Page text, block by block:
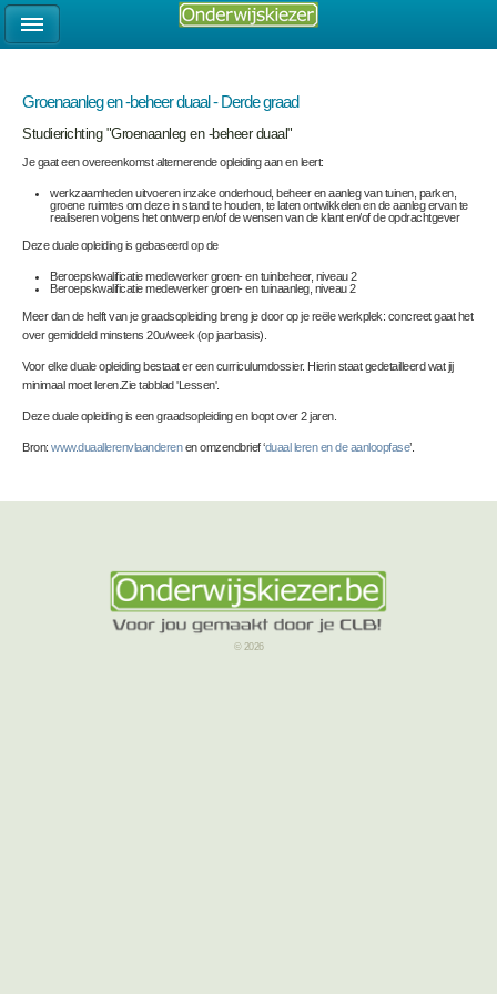
Groenaanleg en -beheer duaal - Derde graad
Studierichting "Groenaanleg en -beheer duaal"
Je gaat een overeenkomst alternerende opleiding aan en leert:
werkzaamheden uitvoeren inzake onderhoud, beheer en aanleg van tuinen, parken,
groene ruimtes om deze in stand te houden, te laten ontwikkelen en de aanleg ervan te
realiseren volgens het ontwerp en/of de wensen van de klant en/of de opdrachtgever
Deze duale opleiding is gebaseerd op de
Beroepskwalificatie medewerker groen- en tuinbeheer, niveau 2
Beroepskwalificatie medewerker groen- en tuinaanleg, niveau 2
Meer dan de helft van je graadsopleiding breng je door op je reële werkplek: concreet gaat het
over gemiddeld minstens 20u/week (op jaarbasis).
Voor elke duale opleiding bestaat er een curriculumdossier. Hierin staat gedetailleerd wat jij
minimaal moet leren.Zie tabblad 'Lessen'.
Deze duale opleiding is een graadsopleiding en loopt over 2 jaren.
Bron: www.duaallerenvlaanderenen omzendbrief ‘duaal leren en de aanloopfase’.
© 2026